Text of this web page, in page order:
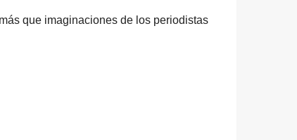
que imaginaciones de los periodistas